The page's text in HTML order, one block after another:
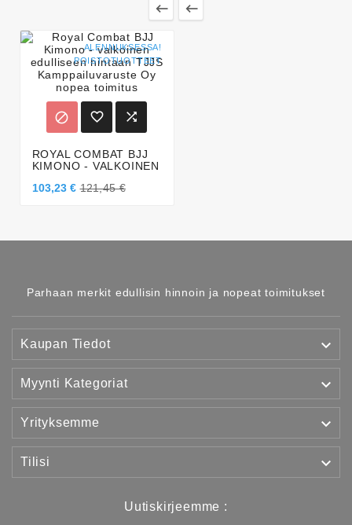
 
ALENNUKSESSA!
POISTOTUOTTEET
  
ROYAL COMBAT BJJ
KIMONO - VALKOINEN
103,23 € 121,45 €
Parhaan merkit edullisin hinnoin ja nopeat toimitukset
Kaupan Tiedot 
Myynti Kategoriat 
Yrityksemme 
Tilisi 
Uutiskirjeemme :